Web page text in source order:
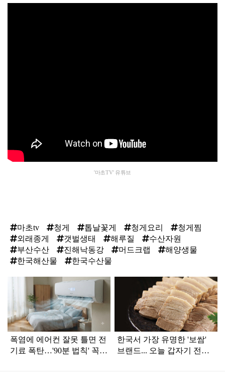
'마초TV' 유튜브
마초tv 청게 톱날꽃게 청게요리
청게찜
외래종게
갯벌생태 해루질
수산자원
부산수산
진해낙동강 머드크랩
해양생물
한국해산물
한국수산물
라
폭염에 에어컨 잘못 틀면 전
기료 폭탄…'90분 법칙' 꼭
한국서 가장 유명한 '보쌈'
브랜드... 오늘 갑자기 전해